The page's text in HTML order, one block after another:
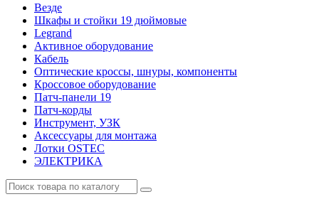
Везде
Шкафы и стойки 19 дюймовые
Legrand
Активное оборудование
Кабель
Оптические кроссы, шнуры, компоненты
Кроссовое оборудование
Патч-панели 19
Патч-корды
Инструмент, УЗК
Аксессуары для монтажа
Лотки OSTEC
ЭЛЕКТРИКА